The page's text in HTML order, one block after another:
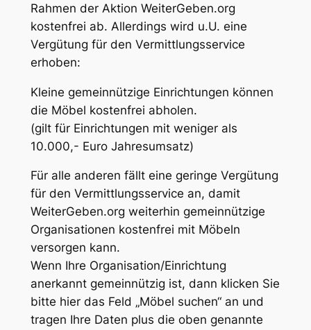
Rahmen der Aktion WeiterGeben.org
kostenfrei ab. Allerdings wird u.U. eine
Vergütung für den Vermittlungsservice
erhoben:
Kleine gemeinnützige Einrichtungen können
die Möbel kostenfrei abholen.
(gilt für Einrichtungen mit weniger als
10.000,- Euro Jahresumsatz)
Für alle anderen fällt eine geringe Vergütung
für den Vermittlungsservice an, damit
WeiterGeben.org weiterhin gemeinnützige
Organisationen kostenfrei mit Möbeln
versorgen kann.
Wenn Ihre Organisation/Einrichtung
anerkannt gemeinnützig ist, dann klicken Sie
bitte hier das Feld „Möbel suchen“ an und
tragen Ihre Daten plus die oben genannte